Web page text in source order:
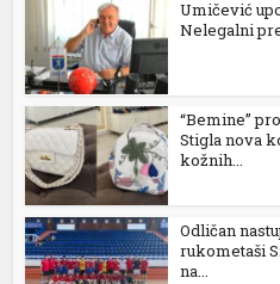
Umičević
Nelegalni
“Bemine”
Stigla nova
kožnih...
Odličan
rukometaši
na...